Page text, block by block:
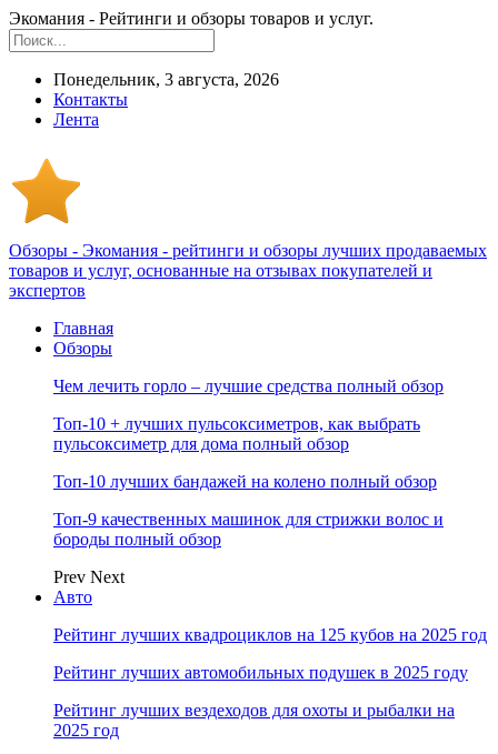
Экомания - Рейтинги и обзоры товаров и услуг.
Понедельник, 3 августа, 2026
Контакты
Лента
Обзоры - Экомания - рейтинги и обзоры лучших продаваемых
товаров и услуг, основанные на отзывах покупателей и
экспертов
Главная
Обзоры
Чем лечить горло – лучшие средства полный обзор
Топ-10 + лучших пульсоксиметров, как выбрать
пульсоксиметр для дома полный обзор
Топ-10 лучших бандажей на колено полный обзор
Топ-9 качественных машинок для стрижки волос и
бороды полный обзор
Prev Next
Авто
Рейтинг лучших квадроциклов на 125 кубов на 2025 год
Рейтинг лучших автомобильных подушек в 2025 году
Рейтинг лучших вездеходов для охоты и рыбалки на
2025 год